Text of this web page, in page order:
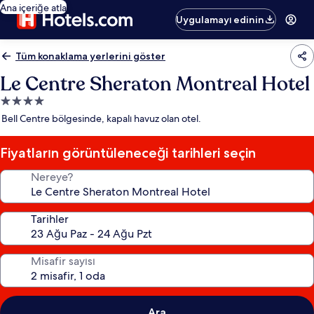
Ana içeriğe atla
Uygulamayı edinin
Tüm konaklama yerlerini göster
Le Centre Sheraton Montreal Hotel
4.0
yıldızlı
yeri
Bell Centre bölgesinde, kapalı havuz olan otel.
Fiyatların görüntüleneceği tarihleri seçin
Nereye?
Tarihler
Misafir sayısı